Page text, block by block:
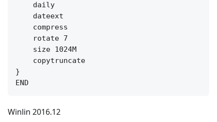
    daily
    dateext
    compress
    rotate 7
    size 1024M
    copytruncate
}
Winlin 2016.12